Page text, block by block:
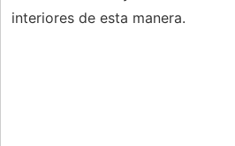
interiores de esta manera.